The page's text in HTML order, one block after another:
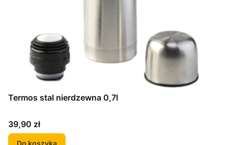
Termos stal nierdzewna 0,7l
Cena
39,90 zł
Do koszyka